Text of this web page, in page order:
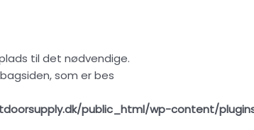
til det nødvendige.
som er bes
public_html/wp-content/